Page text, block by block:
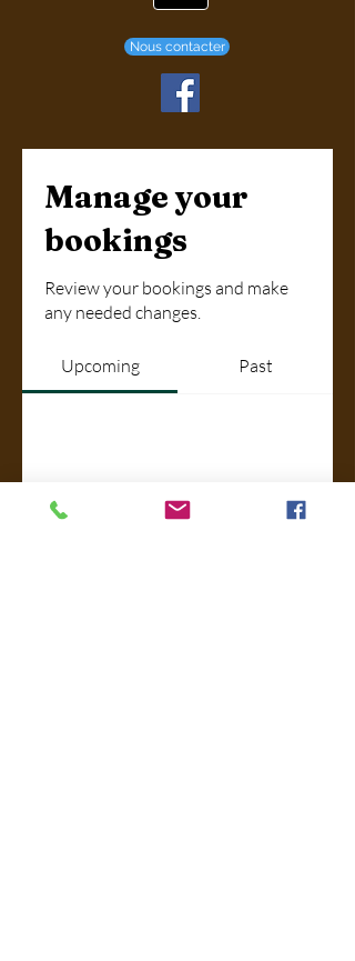
Nous contacter
Manage your
bookings
Review your bookings and make
any needed changes.
Upcoming Past